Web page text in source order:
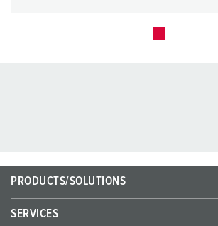
PRODUCTS/SOLUTIONS
SERVICES